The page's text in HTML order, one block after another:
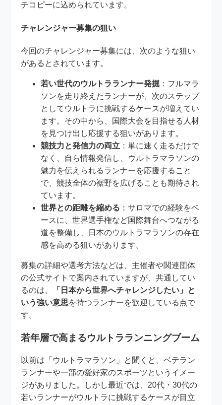
チコピーに込められています。
チャレンジャー募集の狙い
今回のチャレンジャー募集には、次のような狙い
があるとされています。
若い世代のウルトラランナー発掘 ：フルマラ
ソンを走り終えたランナーが、次のステップ
としてウルトラに挑戦するケースが増えてい
ます。その中から、国際大会を目指せる人材
を見つけ出し応援する狙いがあります。
競技力と発信力の両立 ：単に速く走るだけで
なく、自ら情報発信し、ウルトラマラソンの
魅力を伝えられるランナーを応援すること
で、競技全体の裾野を広げることも期待され
ています。
世界との距離を縮める ：サロマでの経験をベ
ースに、世界選手権など国際舞台へつながる
道を整備し、日本のウルトラマラソンの存在
感を高める狙いがあります。
募集の詳細や選考方法などは、主催者や関連団体
の公式サイトで案内されていますが、共通してい
るのは、
「日本から世界へチャレンジしたい」と
いう強い意思を持つランナーを歓迎している点で
す。
若年層で高まるウルトラランニングブーム
以前は「ウルトラマラソン」と聞くと、ベテラン
ランナーや一部の愛好家のスポーツというイメー
ジがありました。しかし最近では、20代・30代の
若いランナーがウルトラに挑戦するケースが目立